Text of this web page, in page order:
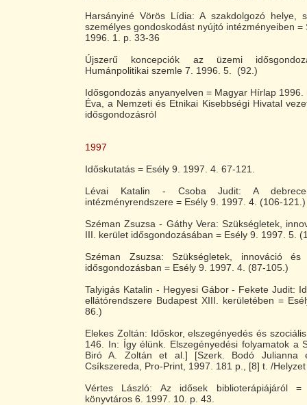
Harsányiné Vörös Lídia: A szakdolgozó helye,
személyes gondoskodást nyújtó intézményeiben =
1996. 1. p. 33-36
Újszerű koncepciók az üzemi
Humánpolitikai szemle 7. 1996. 5. (92.)
Idősgondozás anyanyelven = Magyar Hírlap
Éva, a Nemzeti és Etnikai Kisebbségi Hivatal
idősgondozásról
1997
Időskutatás = Esély 9. 1997. 4. 67-121.
Lévai Katalin - Csoba Judit: A
intézményrendszere = Esély 9. 1997. 4. (106-121.)
Széman Zsuzsa - Gáthy Vera: Szükségletek,
III. kerület idősgondozásában = Esély 9. 1997. 5.
Széman Zsuzsa: Szükségletek, innováció
idősgondozásban = Esély 9. 1997. 4. (87-105.)
Talyigás Katalin - Hegyesi Gábor - Fekete Judit:
ellátórendszere Budapest XIII. kerületében =
86.)
Elekes Zoltán: Időskor, elszegényedés és
146. In: Így élünk. Elszegényedési folyamatok a
Biró A. Zoltán et al.] [Szerk. Bodó Julianna
Csíkszereda, Pro-Print, 1997. 181 p., [8] t. /
Vértes László: Az idősek biblioterápiájáról =
könyvtáros 6. 1997. 10. p. 43.